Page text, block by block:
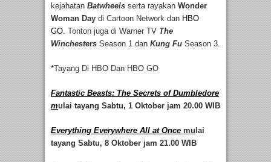
kejahatan Batwheels serta rayakan Wonder
Woman Day di Cartoon Network dan HBO
GO . Tonton juga di Warner TV The
Winchesters Season 1 dan Kung Fu Season 3.
*Tayang Di HBO Dan HBO GO
Fantastic Beasts: The Secrets of Dumbledore
mulai tayang Sabtu, 1 Oktober jam 20.00 WIB
Everything Everywhere All at Once mu lai
tayang Sabtu, 8 Oktober jam 21.00 WIB